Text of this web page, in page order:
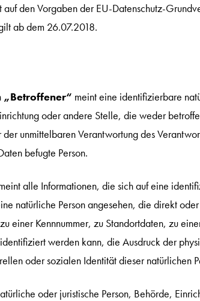
auf den Vorgaben der EU-Datenschutz-
ab dem 26.07.2018.
„Betroffener“ meint eine identifizierbare
oder andere Stelle, die weder
unmittelbaren Verantwortung des
befugte Person.
alle Informationen, die sich auf eine
natürliche Person angesehen, die direkt
einer Kennnummer, zu Standortdaten, zu
werden kann, die Ausdruck der
oder sozialen Identität dieser natürlichen
oder juristische Person, Behörde,